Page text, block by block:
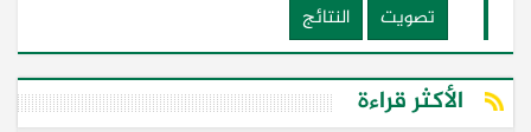
تصويت
النتائج
الأكثر قراءة